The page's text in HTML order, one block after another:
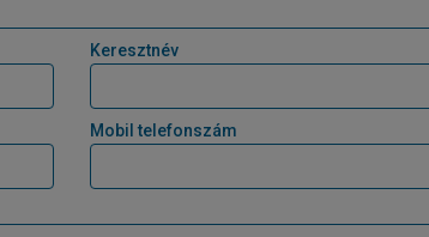
Keresztnév
Mobil telefonszám